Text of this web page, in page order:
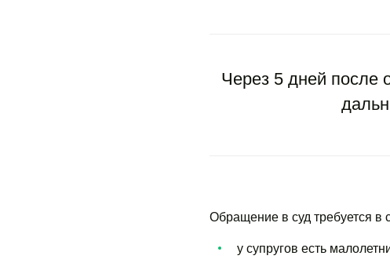
Через 5 дней после
Обращение в суд требуется в
у супругов есть